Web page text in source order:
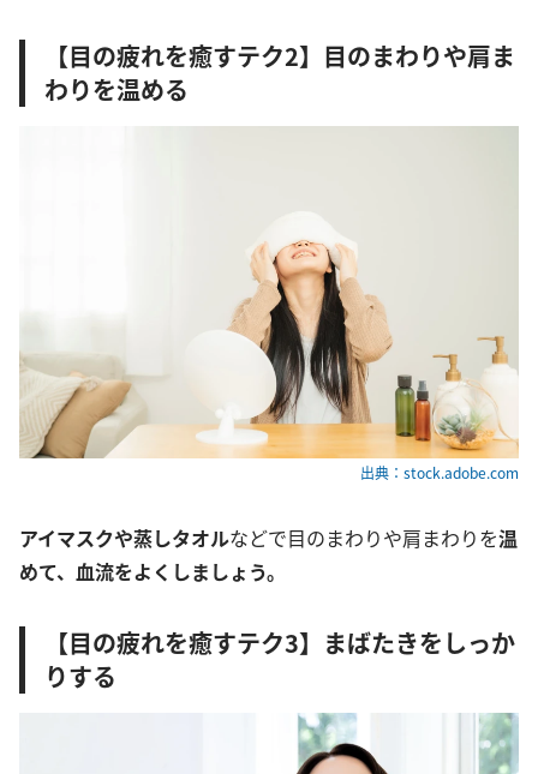
【目の疲れを癒すテク2】目のまわりや肩ま
わりを温める
出典：stock.adobe.com
アイマスクや蒸しタオルなどで目のまわりや肩まわりを温
めて、血流をよくしましょう。
【目の疲れを癒すテク3】まばたきをしっか
りする